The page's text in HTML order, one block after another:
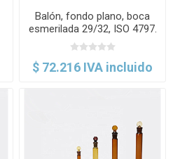
Balón, fondo plano, boca
esmerilada 29/32, ISO 4797.
Glassco
$ 72.216 IVA incluido